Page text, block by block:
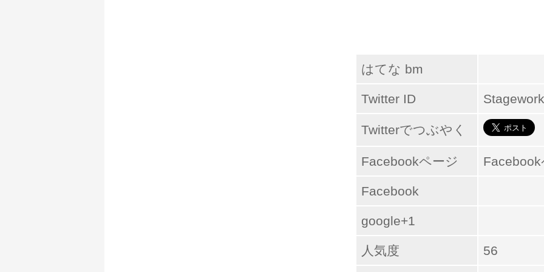
はてな bm
Twitter ID
Twitterでつぶやく
Facebookページ Facebook
Facebook
google+1
人気度 56